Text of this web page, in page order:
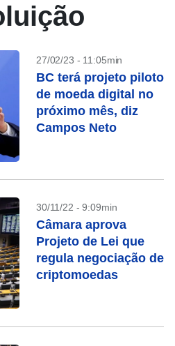
27/02/23 - 11:05min
BC terá projeto piloto
de moeda digital no
próximo mês, diz
Campos Neto
30/11/22 - 9:09min
Câmara aprova
Projeto de Lei que
regula negociação de
criptomoedas